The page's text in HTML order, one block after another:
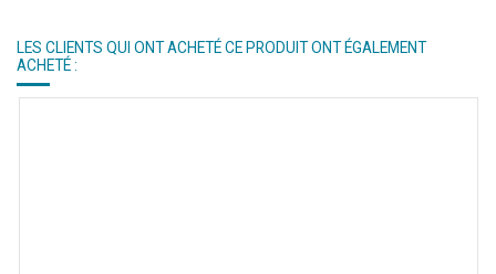
LES CLIENTS QUI ONT ACHETÉ CE PRODUIT ONT ÉGALEMENT
ACHETÉ :